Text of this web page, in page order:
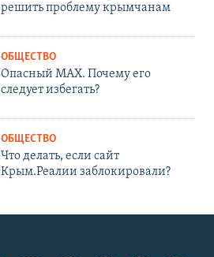
решить проблему крымчанам
ОБЩЕСТВО
Опасный MAX. Почему его
следует избегать?
ОБЩЕСТВО
Что делать, если сайт
Крым.Реалии заблокировали?